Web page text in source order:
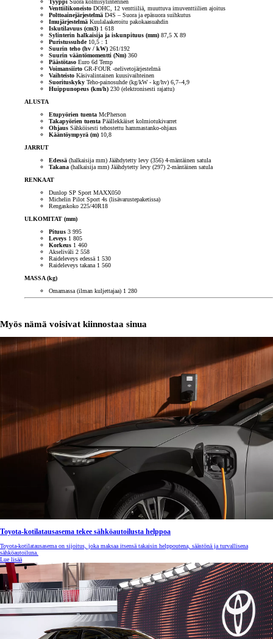
Tyyppi Suora kolmisylinterinen
Venttiilikoneisto DOHC, 12 venttiiliä, muuttuva imuventtiilien ajoitus
Polttoainejärjestelmä D4S – Suora ja epäsuora suihkutus
Imujärjestelmä Kuulalaakeroitu pakokaasuahdin
Iskutilavuus (cm3) 1 618
Sylinterin halkaisija ja iskunpituus (mm) 87,5 X 89
Puristussuhde10,5 : 1
Suurin teho (hv / kW) 261/192
Suurin vääntömomentti (Nm) 360
Päästötaso Euro 6d Temp
Voimansiirto GR-FOUR -nelivetojärjestelmä
Vaihteisto Käsivalintainen kuusivaihteinen
Suorituskyky Teho-painosuhde (kg/kW - kg/hv) 6,7–4,9
Huippunopeus (km/h) 230 (elektronisesti rajattu)
ALUSTA
Etupyörien tuenta McPherson
Takapyörien tuenta Päällekkäiset kolmiotukivarret
Ohjaus Sähköisesti tehostettu hammastanko-ohjaus
Kääntöympyrä (m) 10,8
JARRUT
Edessä (halkaisija mm) Jäähdytetty levy (356) 4-mäntäinen satula
Takana (halkaisija mm) Jäähdytetty levy (297) 2-mäntäinen satula
RENKAAT
Dunlop SP Sport MAXX050
Michelin Pilot Sport 4s (lisävarustepaketissa)
Rengaskoko 225/40R18
ULKOMITAT (mm)
Pituus 3 995
Leveys 1 805
Korkeus 1 460
Akseliväli 2 558
Raideleveys edessä 1 530
Raideleveys takana 1 560
MASSA (kg)
Omamassa (ilman kuljettajaa) 1 280
Myös nämä voisivat kiinnostaa sinua
Toyota-kotilatausasema tekee sähköautoilusta helppoa
Toyota-kotilatausasema on sijoitus, joka maksaa itsensä takaisin helppoutena, säästönä ja turvallisena
sähköautoiluna.
Lue lisää